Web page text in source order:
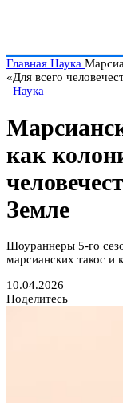
Главная Наука
«Для всего
Наука
как
Земле
Шоураннеры 5-го
марсианских такос и
10.04.2026
Поделитесь